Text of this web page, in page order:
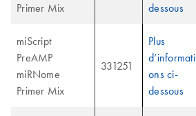
Primer Mix
dessous
miScript
PreAMP
miRNome
Primer Mix
331251
Plus
d’informati
ons ci-
dessous